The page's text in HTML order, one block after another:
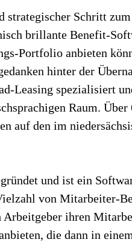
Schritt zum
brillante Benefit-
Portfolio anbieten
hinter der
Leasing spezialisiert
Raum. Über
auf den im
und ist ein
von Mitarbeiter-
ihren
die dann in